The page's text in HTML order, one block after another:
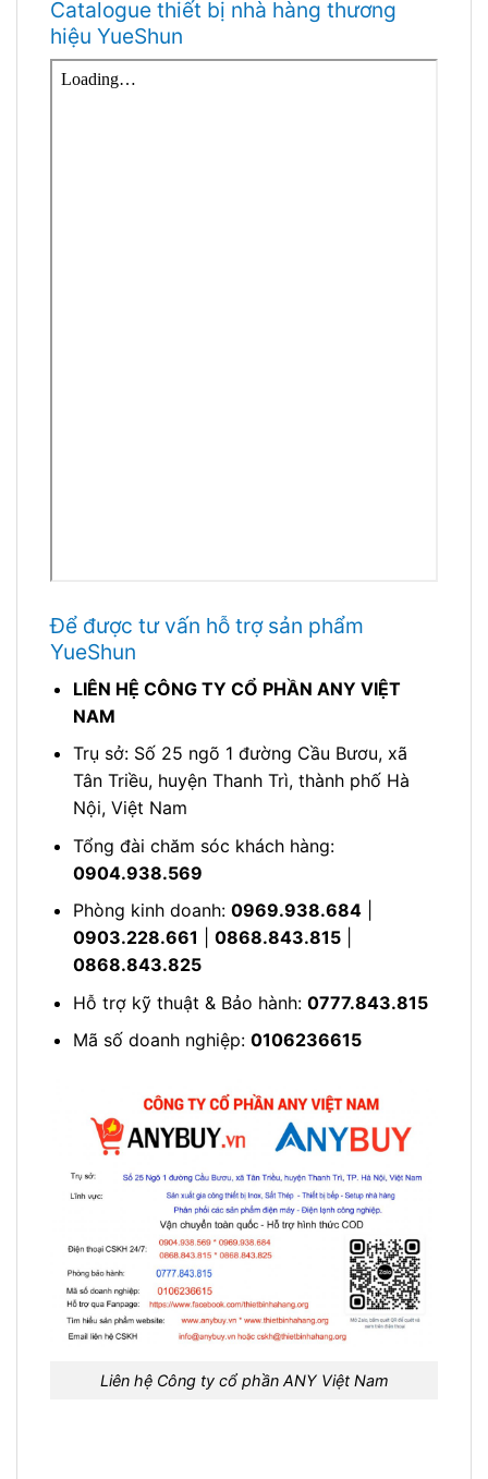
Catalogue thiết bị nhà hàng thương
hiệu YueShun
Để được tư vấn hỗ trợ sản phẩm
YueShun
LIÊN HỆ CÔNG TY CỔ PHẦN ANY VIỆT
NAM
Trụ sở: Số 25 ngõ 1 đường Cầu Bươu, xã
Tân Triều, huyện Thanh Trì, thành phố Hà
Nội, Việt Nam
Tổng đài chăm sóc khách hàng:
0904.938.569
Phòng kinh doanh: 0969.938.684|
0903.228.661
0868.843.815|
0868.843.825
Hỗ trợ kỹ thuật & Bảo hành: 0777.843.815
Mã số doanh nghiệp: 0106236615
Liên hệ Công ty cổ phần ANY Việt Nam